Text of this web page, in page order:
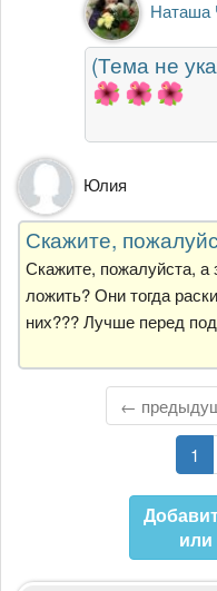
на
Суперский
салатик!!!
Вкусный,
Гость
Наташа
(Тема не
Юлия
Скажите,
Скажите, пожалуйста, а
ложить? Они тогда
них??? Лучше перед
←
1